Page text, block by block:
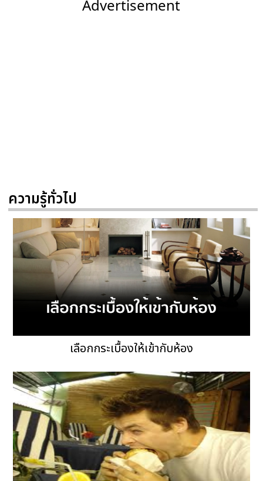
Advertisement
ความรู้ทั่วไป
เลือกกระเบื้องให้เข้ากับห้อง